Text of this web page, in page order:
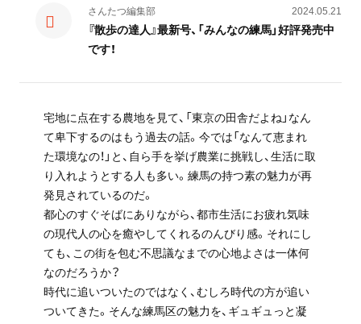
さんたつ編集部
『散歩の達人』最新号、「みんなの練馬」好評発売中
です！
2024.05.21
宅地に点在する農地を見て、「東京の田舎だよね」なん
て卑下するのはもう過去の話。今では「なんて恵まれ
た環境なの！」と、自ら手を挙げ農業に挑戦し、生活に取
り入れようとする人も多い。練馬の持つ素の魅力が再
発見されているのだ。
都心のすぐそばにありながら、都市生活にお疲れ気味
の現代人の心を癒やしてくれるのんびり感。それにし
ても、この街を包む不思議なまでの心地よさは一体何
なのだろうか？
時代に追いついたのではなく、むしろ時代の方が追い
ついてきた。そんな練馬区の魅力を、ギュギュっと凝